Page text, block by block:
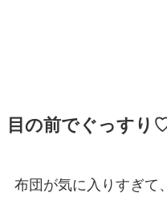
目の前でぐっすり
布団が気に入りすぎて